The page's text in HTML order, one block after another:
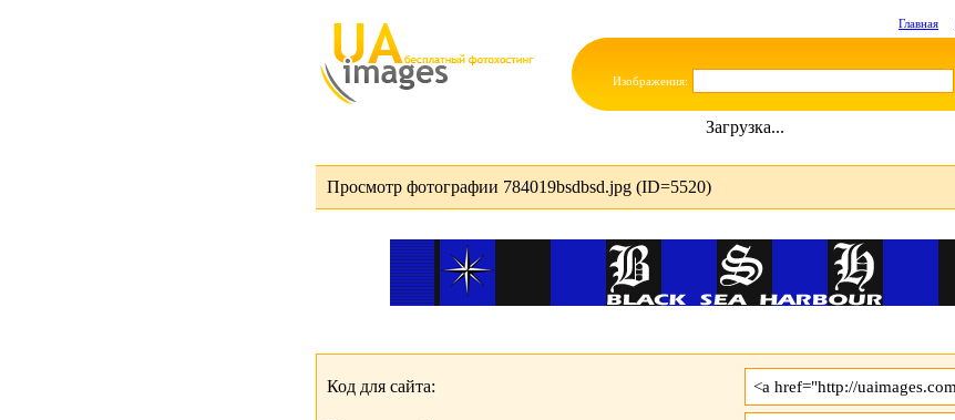
Главная
Изображения:
Загрузка...
Просмотр фотографии 784019bsdbsd.jpg (ID=5520)
Код для сайта: